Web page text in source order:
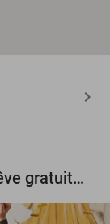
Tentez de gagner un voyage de rêve gratuit d'une valeur de 3.000 € !